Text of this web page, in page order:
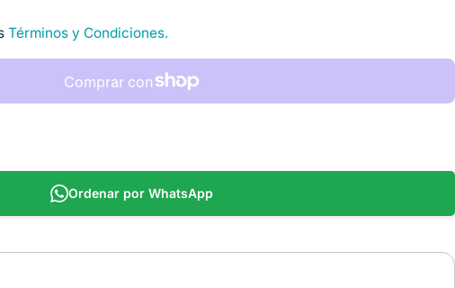
Términos y Condiciones.
Ordenar por WhatsApp